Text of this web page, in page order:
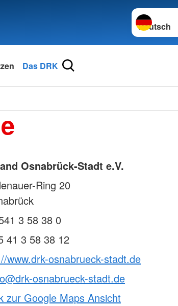
Sprache
Das DRK
Osnabrück-Stadt e.V.
Ring 20
3 58 38 0
41 3 58 38 12
www.drk-osnabrueck-stadt.de
osnabrueck-stadt.de
zur Google Maps Ansicht